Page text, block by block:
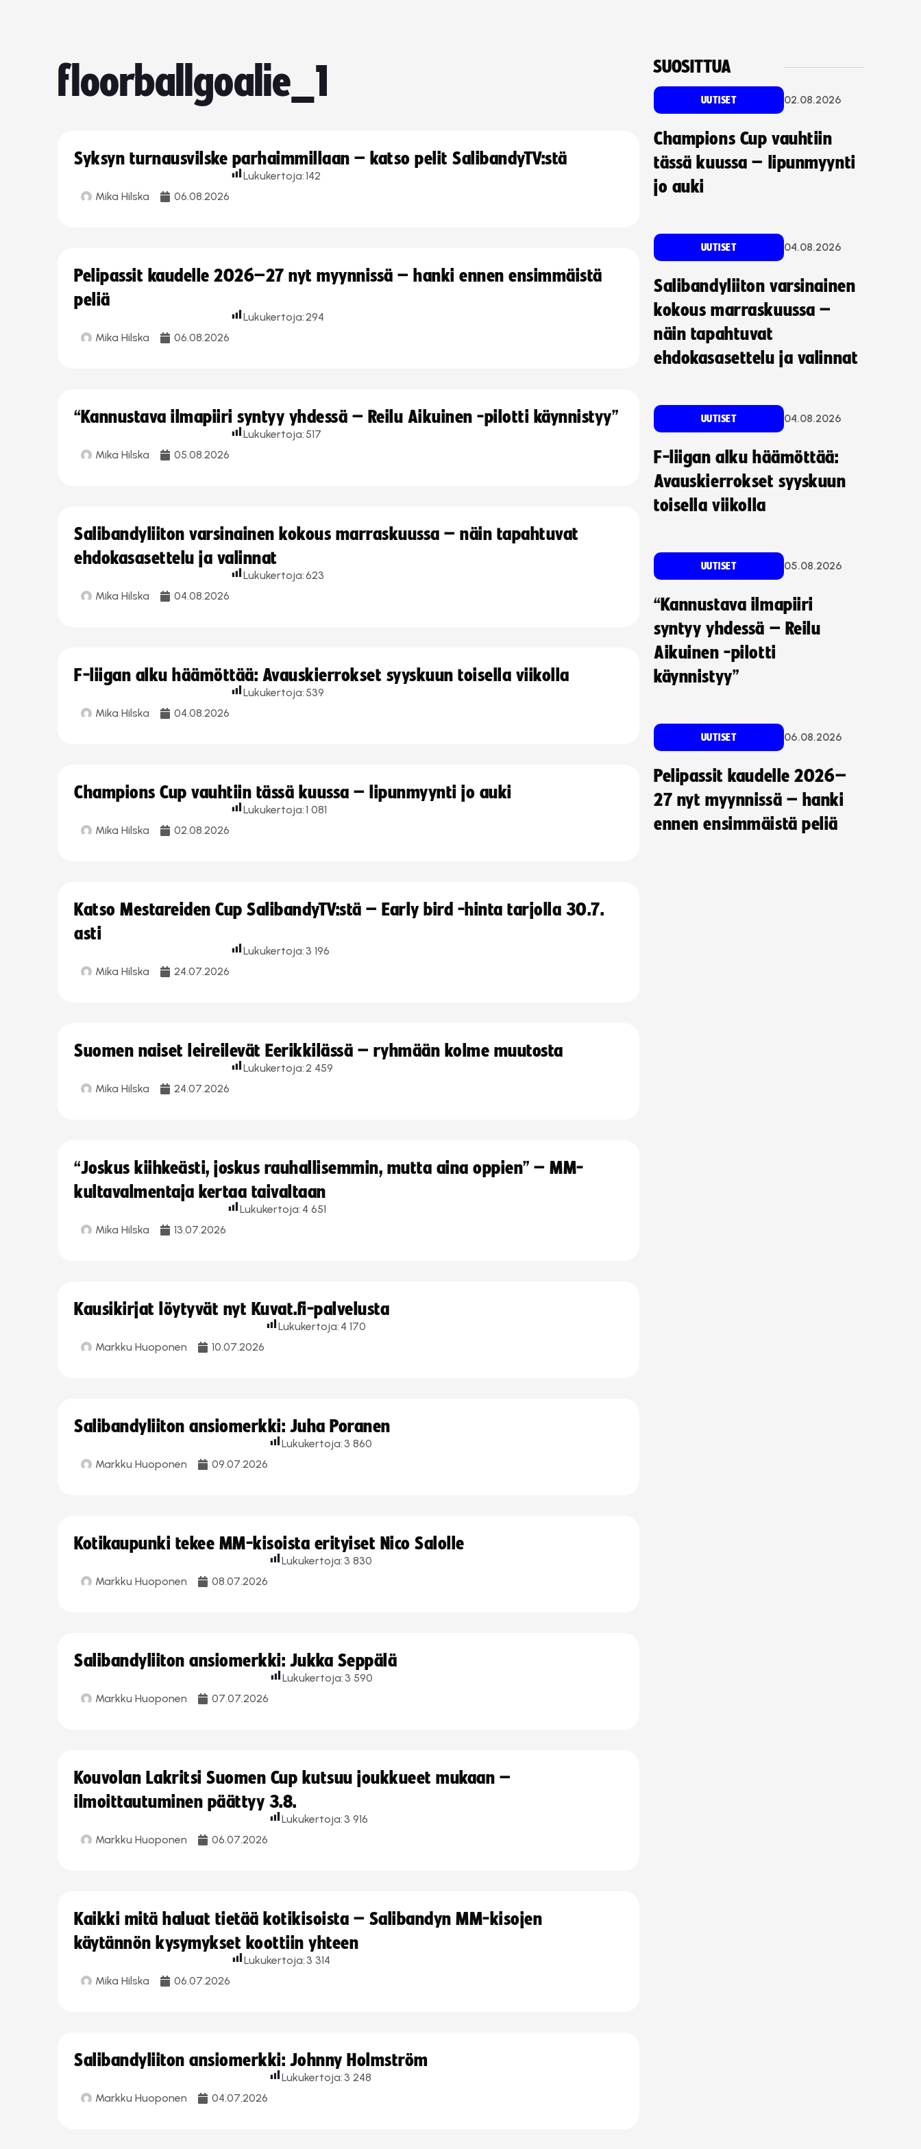
floorballgoalie_1
Syksyn turnausvilske parhaimmillaan – katso pelit SalibandyTV:stä
Mika Hilska 06.08.2026
Lukukertoja:142
Pelipassit kaudelle 2026–27 nyt myynnissä – hanki ennen ensimmäistä
peliä
Mika Hilska 06.08.2026
Lukukertoja:294
“Kannustava ilmapiiri syntyy yhdessä – Reilu Aikuinen -pilotti käynnistyy”
Mika Hilska 05.08.2026
Lukukertoja: 517
Salibandyliiton varsinainen kokous marraskuussa – näin tapahtuvat
ehdokasasettelu ja valinnat
Mika Hilska 04.08.2026
Lukukertoja:623
F-liigan alku häämöttää: Avauskierrokset syyskuun toisella viikolla
Mika Hilska 04.08.2026
Lukukertoja: 539
Champions Cup vauhtiin tässä kuussa – lipunmyynti jo auki
Mika Hilska 02.08.2026
Lukukertoja:1 081
Katso Mestareiden Cup SalibandyTV:stä – Early bird -hinta tarjolla 30.7.
asti
Mika Hilska 24.07.2026
Lukukertoja: 3 196
Suomen naiset leireilevät Eerikkilässä – ryhmään kolme muutosta
Mika Hilska 24.07.2026
Lukukertoja:2 459
“Joskus kiihkeästi, joskus rauhallisemmin, mutta aina oppien” – MM-
kultavalmentaja kertaa taivaltaan
Mika Hilska 13.07.2026
Lukukertoja: 4 651
Kausikirjat löytyvät nyt Kuvat.fi-palvelusta
Markku Huoponen 10.07.2026
Lukukertoja: 4 170
Salibandyliiton ansiomerkki: Juha Poranen
Markku Huoponen 09.07.2026
Lukukertoja: 3 860
Kotikaupunki tekee MM-kisoista erityiset Nico Salolle
Markku Huoponen 08.07.2026
Lukukertoja: 3 830
Salibandyliiton ansiomerkki: Jukka Seppälä
Markku Huoponen 07.07.2026
Lukukertoja: 3 590
Kouvolan Lakritsi Suomen Cup kutsuu joukkueet mukaan –
ilmoittautuminen päättyy 3.8.
Markku Huoponen 06.07.2026
Lukukertoja: 3 916
Kaikki mitä haluat tietää kotikisoista – Salibandyn MM-kisojen
käytännön kysymykset koottiin yhteen
Mika Hilska 06.07.2026
Lukukertoja: 3 314
Salibandyliiton ansiomerkki: Johnny Holmström
Markku Huoponen 04.07.2026
Lukukertoja: 3 248
SUOSITTUA
UUTISET 02.08.2026
Champions Cup vauhtiin
tässä kuussa – lipunmyynti
jo auki
UUTISET 04.08.2026
Salibandyliiton varsinainen
kokous marraskuussa –
näin tapahtuvat
ehdokasasettelu ja valinnat
UUTISET 04.08.2026
F-liigan alku häämöttää:
Avauskierrokset syyskuun
toisella viikolla
UUTISET 05.08.2026
“Kannustava ilmapiiri
syntyy yhdessä – Reilu
Aikuinen -pilotti
käynnistyy”
UUTISET 06.08.2026
Pelipassit kaudelle 2026–
27 nyt myynnissä – hanki
ennen ensimmäistä peliä